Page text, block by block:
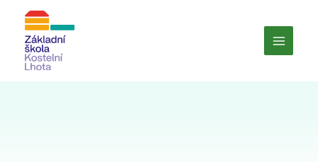
Přeskočit
obsah
Main
Menu